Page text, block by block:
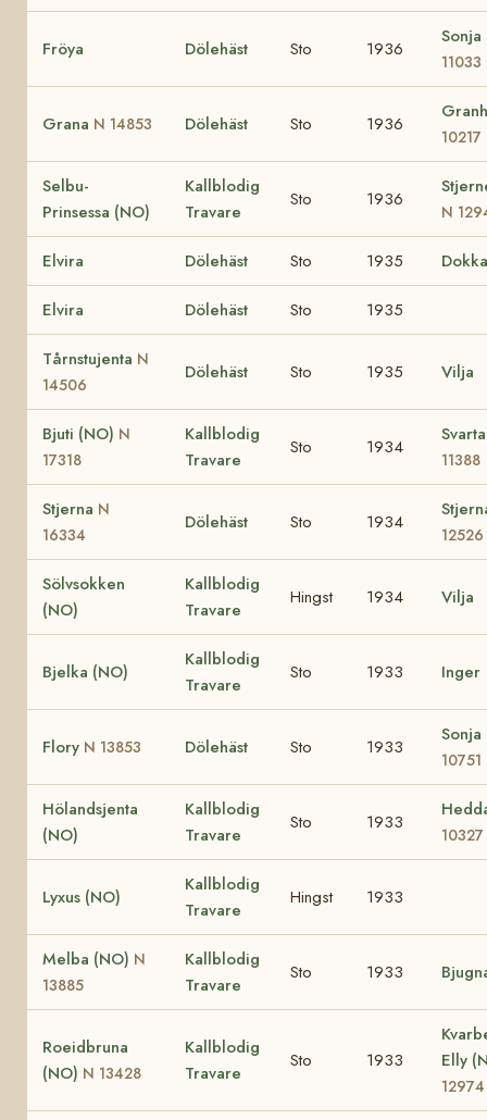
Fröya Dölehäst Sto 1936
Sonja
11033
Grana N 14853 Dölehäst Sto 1936
10217
Selbu-
Prinsessa (NO)
Kallblodig
Travare
Sto 1936
N
Elvira Dölehäst Sto 1935 Dokka
Elvira Dölehäst Sto 1935
Tårnstujenta N
14506
Dölehäst Sto 1935 Vilja
Bjuti (NO) N
17318
Kallblodig
Travare
Sto 1934
11388
Stjerna N
16334
Dölehäst Sto 1934
12526
Sölvsokken
(NO)
Kallblodig
Travare
Hingst 1934 Vilja
Bjelka (NO)
Kallblodig
Travare
Sto 1933 Inger
Flory N 13853 Dölehäst Sto 1933
Sonja
10751
Hölandsjenta
(NO)
Kallblodig
Travare
Sto 1933
10327
Lyxus (NO)
Kallblodig
Travare
Hingst 1933
Melba (NO) N
13885
Kallblodig
Travare
Sto 1933
Roeidbruna
(NO) N 13428
Kallblodig
Travare
Sto 1933
Elly
12974